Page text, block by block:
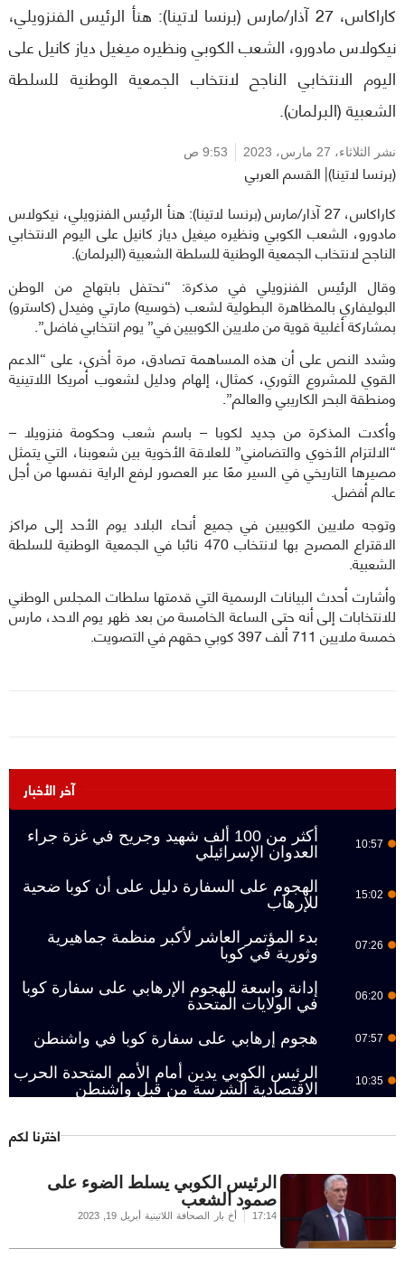
كاراكاس، 27 آذار/مارس (برنسا لاتينا): هنأ الرئيس الفنزويلي،
نيكولاس مادورو، الشعب الكوبي ونظيره ميغيل دياز كانيل على
اليوم الانتخابي الناجح لانتخاب الجمعية الوطنية للسلطة
الشعبية (البرلمان).
نشر الثلاثاء، 27 مارس، 2023 9:53 ص
(برنسا لاتينا)| القسم العربي
كاراكاس، 27 آذار/مارس (برنسا لاتينا): هنأ الرئيس الفنزويلي، نيكولاس
مادورو، الشعب الكوبي ونظيره ميغيل دياز كانيل على اليوم الانتخابي
الناجح لانتخاب الجمعية الوطنية للسلطة الشعبية (البرلمان).
وقال الرئيس الفنزويلي في مذكرة: “نحتفل بابتهاج من الوطن
البوليفاري بالمظاهرة البطولية لشعب (خوسيه) مارتي وفيدل (كاسترو)
بمشاركة أغلبية قوية من ملايين الكوبيين في” يوم انتخابي فاضل”.
وشدد النص على أن هذه المساهمة تصادق، مرة أخرى، على “الدعم
القوي للمشروع الثوري، كمثال، إلهام ودليل لشعوب أمريكا اللاتينية
ومنطقة البحر الكاريبي والعالم”.
وأكدت المذكرة من جديد لكوبا – باسم شعب وحكومة فنزويلا –
“الالتزام الأخوي والتضامني” للعلاقة الأخوية بين شعوبنا، التي يتمثل
مصيرها التاريخي في السير معًا عبر العصور لرفع الراية نفسها من أجل
عالم أفضل.
وتوجه ملايين الكوبيين في جميع أنحاء البلاد يوم الأحد إلى مراكز
الاقتراع المصرح بها لانتخاب 470 نائبا في الجمعية الوطنية للسلطة
الشعبية.
وأشارت أحدث البيانات الرسمية التي قدمتها سلطات المجلس الوطني
للانتخابات إلى أنه حتى الساعة الخامسة من بعد ظهر يوم الاحد، مارس
خمسة ملايين 711 ألف 397 كوبي حقهم في التصويت.
آخر الأخبار
10:57
أكثر من 100 ألف شهيد وجريح في غزة جراء
العدوان الإسرائيلي
15:02
الهجوم على السفارة دليل على أن كوبا ضحية
للإرهاب
07:26
بدء المؤتمر العاشر لأكبر منظمة جماهيرية
وثورية في كوبا
06:20
إدانة واسعة للهجوم الإرهابي على سفارة كوبا
في الولايات المتحدة
07:57 هجوم إرهابي على سفارة كوبا في واشنطن
10:35
الرئيس الكوبي يدين أمام الأمم المتحدة الحرب
الاقتصادية الشرسة من قبل واشنطن
اخترنا لكم
الرئيس الكوبي يسلط الضوء على
صمود الشعب
17:14 أخ بار الصحافة اللاتينية أبريل 19, 2023